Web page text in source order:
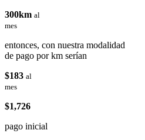
300km al
mes
entonces, con nuestra modalidad
de pago por km serían
$183 al
mes
$1,726
pago inicial